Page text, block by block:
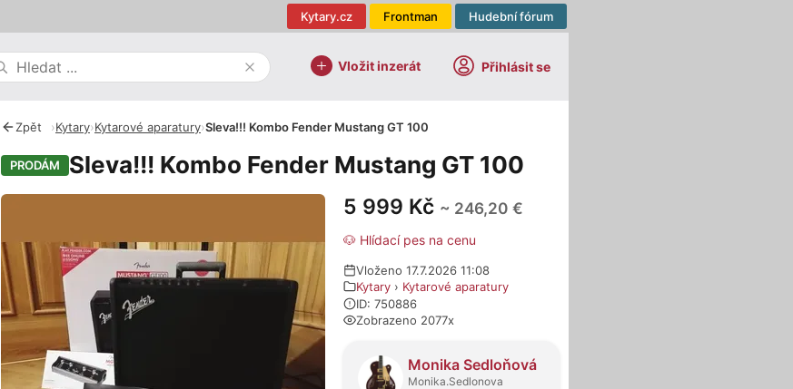
Hudební fórum
Frontman
Kytary.cz
Vložit inzerát Přihlásit se
Zpět ›Kytary›Kytarové aparatury›Sleva!!! Kombo Fender Mustang GT 100
PRODÁM Sleva!!! Kombo Fender Mustang GT 100
Fotografie 5 999 Kč ~ 246,20 €
🐶 Hlídací pes na cenu
Vloženo 17.7.2026 11:08
Kytary › Kytarové aparatury
ID: 750886
Zobrazeno 2077x
O prodejci
Monika Sedloňová
Monika.Sedlonova